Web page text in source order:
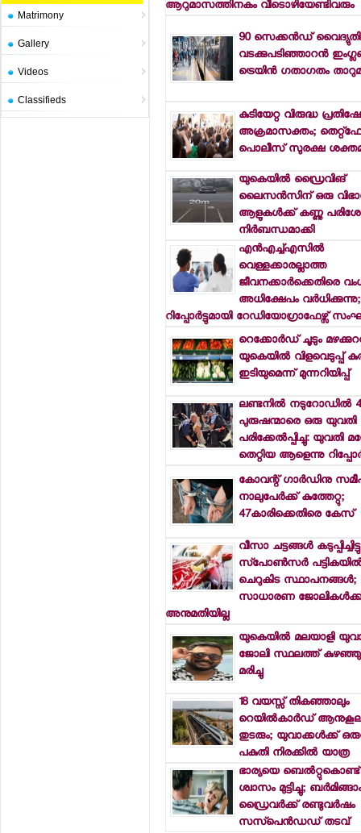
Matrimony
Gallery
Videos
Classifieds
ആറുമാസത്തിനകം വീടൊഴിയേണ്ടിവരും
90 സെക്കന്‍ഡ് വൈദ്യുതി
വടക്കുപടിഞ്ഞാറന്‍
ട്രെയിന്‍ ഗതാഗതം
കുടിയേറ്റ വിരുദ്ധ
അക്രമാസക്തം;
പൊലീസ് സുരക്ഷ
യുകെയില്‍ ഡ്രൈവിങ്
ലൈസന്‍സിന് ഒരു
ആളുകള്‍ക്ക് കണ്ണു
നിര്‍ബന്ധമാക്കി
എന്‍എച്ച്എസില്‍
വെള്ളക്കാരല്ലാത്ത
ജീവനക്കാര്‍ക്കെതിരെ
അധിക്ഷേപം വര്‍ധിക്കുന്നു;
റിപ്പോര്‍ട്ടുമായി റേഡിയോഗ്രാഫേഴ്സ്
റെക്കോര്‍ഡ് ചൂടും
യുകെയില്‍ വിളവെടുപ്പ്
ഇടിയുമെന്ന് മുന്നറിയിപ്പ്
ലണ്ടനില്‍ നടുറോഡില്‍
പുരുഷന്മാരെ ഒരു യുവതി
പരിക്കേല്‍പ്പിച്ചു: യുവതി
തെറ്റിയ ആളെന്നു
കോവന്റ് ഗാര്‍ഡിനു
നാലുപേര്‍ക്ക് കുത്തേറ്റു;
47കാരിക്കെതിരെ കേസ്
വീസാ ചട്ടങ്ങള്‍
സ്‌പോണ്‍സര്‍ പട്ടികയില്‍
ചെറുകിട സ്ഥാപനങ്ങള്‍;
സാധാരണ
അനുമതിയില്ല
യുകെയില്‍ മലയാളി
ജോലി സ്ഥലത്ത്
മരിച്ചു
18 വയസ്സ് തികഞ്ഞാലും
റെയില്‍കാര്‍ഡ്
തുടരും; യുവാക്കള്‍ക്ക്
പകുതി നിരക്കില്‍ യാത്ര
ഭാര്യയെ ബെല്‍റ്റുകൊണ്ട്
ശ്വാസം മുട്ടിച്ചു;
ഡ്രൈവര്‍ക്ക് രണ്ടുവര്‍ഷം
സസ്‌പെന്‍ഡഡ് തടവ്